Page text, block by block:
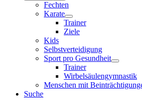
Fechten
Karate
Trainer
Ziele
Kids
Selbstverteidigung
Sport pro Gesundheit
Trainer
Wirbelsäulengymnastik
Menschen mit
Suche